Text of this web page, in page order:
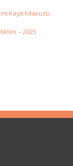
Kayıt Kılavuzu
– 2025